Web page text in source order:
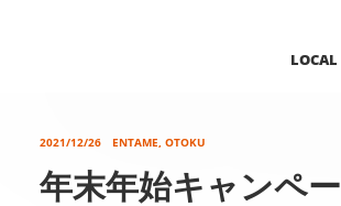
LOCAL
2021/12/26 ENTAME, OTOKU
年末年始キャンペ